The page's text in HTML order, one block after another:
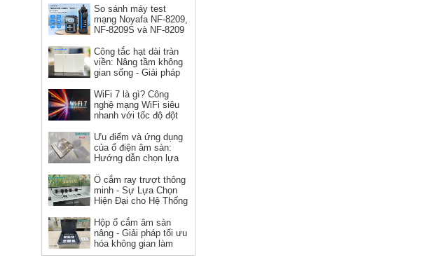
Ổ cắm HDMI âm tường hình
Giá: 150,000 VNĐ
So sánh máy test
mạng Noyafa NF-8209,
NF-8209S và NF-8209
bản nào?
Công tắc hạt dài tràn
viền: Nâng tầm không
gian sống - Giải pháp
hiện đại
WiFi 7 là gì? Công
nghệ mạng WiFi siêu
nhanh với tốc độ đột
Ưu điểm và ứng dụng
của ổ điện âm sàn:
Hướng dẫn chọn lựa
Ổ cắm ray trượt thông
minh - Sự Lựa Chọn
Hiện Đại cho Hệ Thống
Hộp ổ cắm âm sàn
nâng - Giải pháp tối ưu
hóa không gian làm
việc